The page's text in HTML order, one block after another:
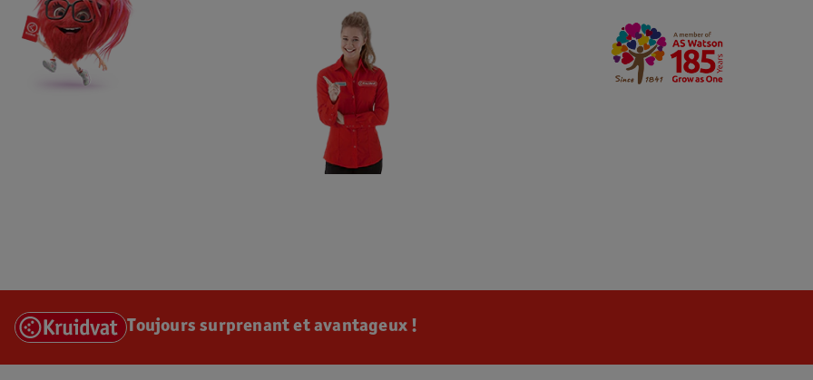
Toujours surprenant et avantageux !